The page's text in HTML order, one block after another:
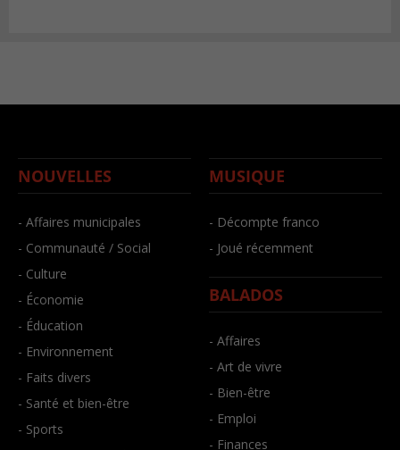
NOUVELLES
- Affaires municipales
- Communauté / Social
- Culture
- Économie
- Éducation
- Environnement
- Faits divers
- Santé et bien-être
- Sports
MUSIQUE
- Décompte franco
- Joué récemment
BALADOS
- Affaires
- Art de vivre
- Bien-être
- Emploi
- Finances